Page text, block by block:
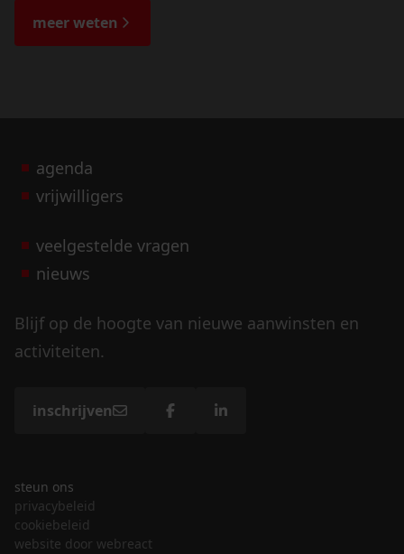
de bijzondere verhalen.
meer weten
agenda
vrijwilligers
veelgestelde vragen
nieuws
Blijf op de hoogte van nieuwe aanwinsten en
activiteiten.
inschrijven
steun ons
privacybeleid
cookiebeleid
website door webreact